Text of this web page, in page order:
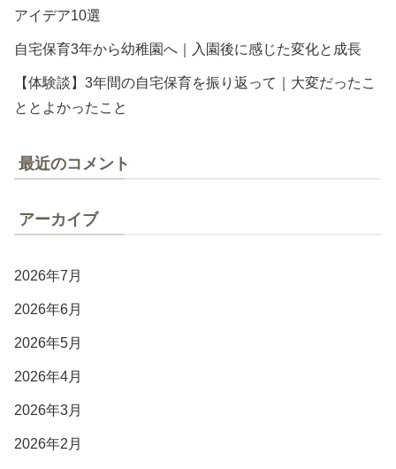
アイデア10選
自宅保育3年から幼稚園へ｜入園後に感じた変化と成長
【体験談】3年間の自宅保育を振り返って｜大変だったこ
ととよかったこと
最近のコメント
アーカイブ
2026年7月
2026年6月
2026年5月
2026年4月
2026年3月
2026年2月